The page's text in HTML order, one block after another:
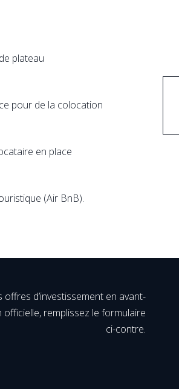
plateau
pour de la colocation
en place
(Air BnB).
d’investissement en avant-
remplissez le formulaire
ci-contre.